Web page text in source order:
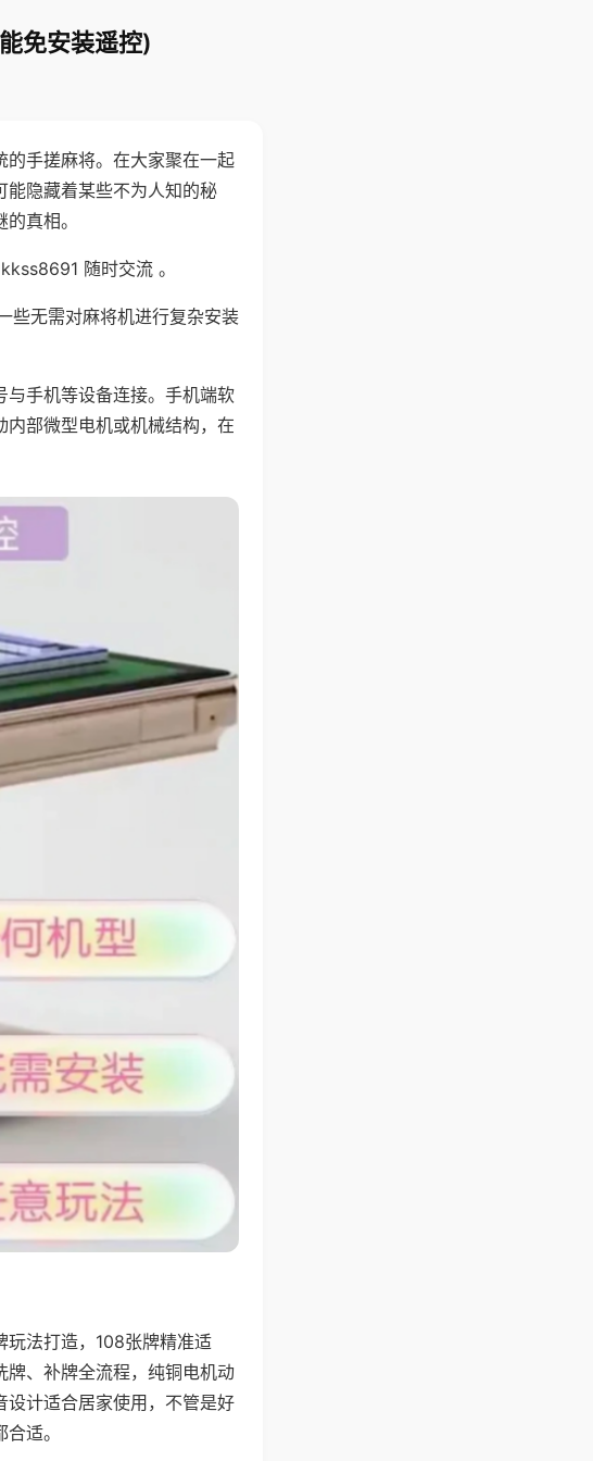
免安装遥控)
手搓麻将。在大家聚在一起
能隐藏着某些不为人知的秘
真相。
随时交流 。
些无需对麻将机进行复杂安装
与手机等设备连接。手机端软
部微型电机或机械结构，在
玩法打造，108张牌精准适
牌、补牌全流程，纯铜电机动
设计适合居家使用，不管是好
适。